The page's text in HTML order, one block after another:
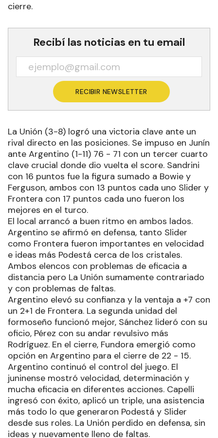
cierre.
Recibí las noticias en tu email
RECIBIR NEWSLETTER
La Unión (3-8) logró una victoria clave ante un
rival directo en las posiciones. Se impuso en Junín
ante Argentino (1-11) 76 - 71 con un tercer cuarto
clave crucial donde dio vuelta el score. Sandrini
con 16 puntos fue la figura sumado a Bowie y
Ferguson, ambos con 13 puntos cada uno Slider y
Frontera con 17 puntos cada uno fueron los
mejores en el turco.
El local arrancó a buen ritmo en ambos lados.
Argentino se afirmó en defensa, tanto Slider
como Frontera fueron importantes en velocidad
e ideas más Podestá cerca de los cristales.
Ambos elencos con problemas de eficacia a
distancia pero La Unión sumamente contrariado
y con problemas de faltas.
Argentino elevó su confianza y la ventaja a +7 con
un 2+1 de Frontera. La segunda unidad del
formoseño funcionó mejor, Sánchez lideró con su
oficio, Pérez con su andar revulsivo más
Rodríguez. En el cierre, Fundora emergió como
opción en Argentino para el cierre de 22 - 15.
Argentino continuó el control del juego. El
juninense mostró velocidad, determinación y
mucha eficacia en diferentes acciones. Capelli
ingresó con éxito, aplicó un triple, una asistencia
más todo lo que generaron Podestá y Slider
desde sus roles. La Unión perdido en defensa, sin
ideas y nuevamente lleno de faltas.